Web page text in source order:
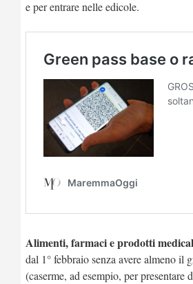
e per entrare nelle edicole.
Alimenti, farmaci e prodotti
dal 1° febbraio senza avere almeno il
(caserme, ad esempio, per